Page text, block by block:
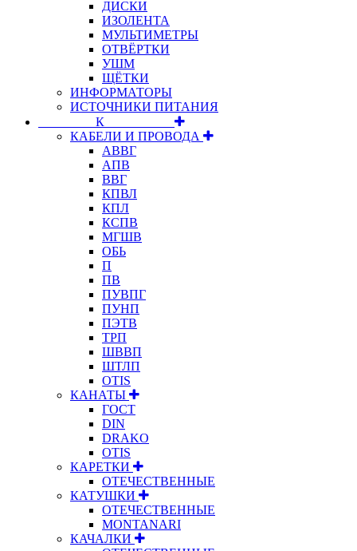
ДИСКИ
ИЗОЛЕНТА
МУЛЬТИМЕТРЫ
ОТВЁРТКИ
УШМ
ЩЁТКИ
ИНФОРМАТОРЫ
ИСТОЧНИКИ ПИТАНИЯ
⠀⠀⠀⠀⠀⠀К⠀⠀⠀⠀⠀⠀⠀
КАБЕЛИ И ПРОВОДА
АВВГ
АПВ
ВВГ
КПВЛ
КПЛ
КСПВ
МГШВ
ОБЬ
П
ПВ
ПУВПГ
ПУНП
ПЭТВ
ТРП
ШВВП
ШТЛП
OTIS
КАНАТЫ
ГОСТ
DIN
DRAKO
OTIS
КАРЕТКИ
ОТЕЧЕСТВЕННЫЕ
КАТУШКИ
ОТЕЧЕСТВЕННЫЕ
MONTANARI
КАЧАЛКИ